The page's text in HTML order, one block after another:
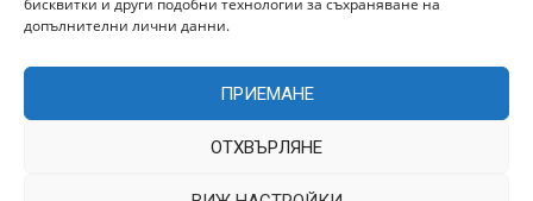
бисквитки и други подобни технологии за съхраняване на
допълнителни лични данни.
ПРИЕМАНЕ
ОТХВЪРЛЯНЕ
Архив